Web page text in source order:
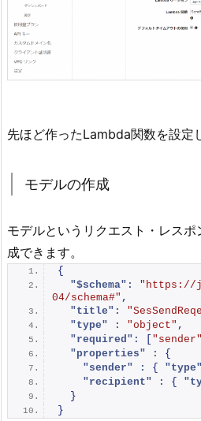
先ほど作ったLambda関数を設定
モデルの作成
モデルというリクエスト・レス
成できます。
{
"$schema":
"https://
04/schema#" ,
"title":
"type" :
"object" ,
"required":
"sender"
"properties" :
{
"sender" :
{
"recipient" :
{
}
}